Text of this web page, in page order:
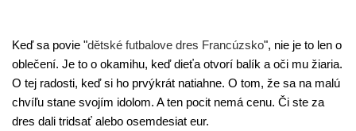
Keď sa povie "dětské futbalove dres Francúzsko", nie je to len o
oblečení. Je to o okamihu, keď dieťa otvorí balík a oči mu žiaria.
O tej radosti, keď si ho prvýkrát natiahne. O tom, že sa na malú
chvíľu stane svojím idolom. A ten pocit nemá cenu. Či ste za
dres dali tridsať alebo osemdesiat eur.